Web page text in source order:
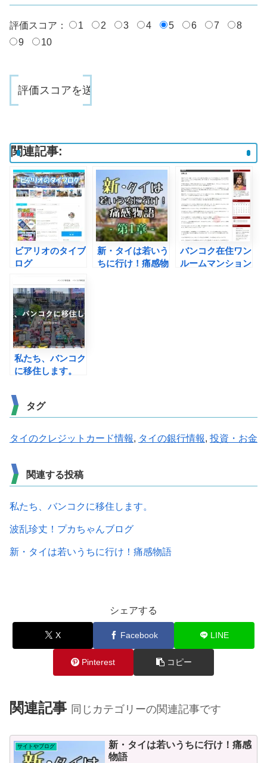
評価スコア： 1 2 3 4 5 6 7
8
9
10
関連記事:
ビアリオのタイブ
ログ
新・タイは若いう
ちに行け！痛感物
バンコク在住ワン
ルームマンション
私たち、バンコク
に移住します。
タグ
タイのクレジットカード情報, タイの銀行情報, 投資・お金
関連する投稿
私たち、バンコクに移住します。
波乱珍丈！プカちゃんブログ
新・タイは若いうちに行け！痛感物語
シェアする
X Facebook LINE
Pinterest コピー
関連記事 同じカテゴリーの関連記事です
サイトやブログ
新・タイは若いうちに行け！痛感
物語